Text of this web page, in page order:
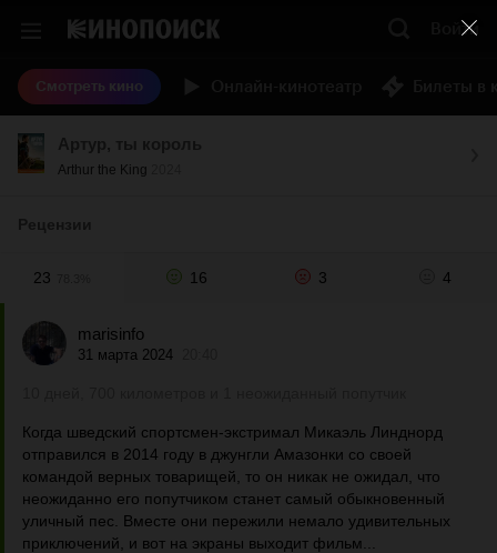
Войти
Смотреть кино
Arthur the King
23 16 3 4
marisinfo
31 марта 2024
Когда шведский спортсмен-экстримал Микаэль Линднорд
отправился в 2014 году в джунгли Амазонки со своей
командой верных товарищей, то он никак не ожидал, что
неожиданно его попутчиком станет самый обыкновенный
уличный пес. Вместе они пережили немало удивительных
приключений, и вот на экраны выходит фильм...